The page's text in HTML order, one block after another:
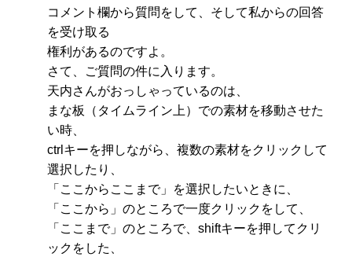
コメント欄から質問をして、そして私からの回答
を受け取る
権利があるのですよ。
さて、ご質問の件に入ります。
天内さんがおっしゃっているのは、
まな板（タイムライン上）での素材を移動させた
い時、
ctrlキーを押しながら、複数の素材をクリックして
選択したり、
「ここからここまで」を選択したいときに、
「ここから」のところで一度クリックをして、
「ここまで」のところで、shiftキーを押してクリ
ックをした、